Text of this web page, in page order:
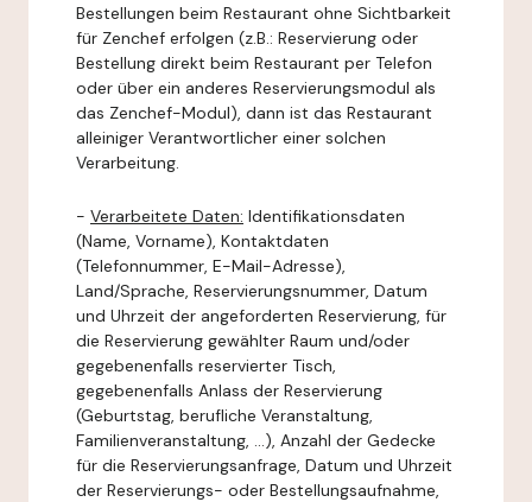
Bestellungen beim Restaurant ohne Sichtbarkeit
für Zenchef erfolgen (z.B.: Reservierung oder
Bestellung direkt beim Restaurant per Telefon
oder über ein anderes Reservierungsmodul als
das Zenchef-Modul), dann ist das Restaurant
alleiniger Verantwortlicher einer solchen
Verarbeitung.
- Verarbeitete Daten: Identifikationsdaten
(Name, Vorname), Kontaktdaten
(Telefonnummer, E-Mail-Adresse),
Land/Sprache, Reservierungsnummer, Datum
und Uhrzeit der angeforderten Reservierung, für
die Reservierung gewählter Raum und/oder
gegebenenfalls reservierter Tisch,
gegebenenfalls Anlass der Reservierung
(Geburtstag, berufliche Veranstaltung,
Familienveranstaltung, ...), Anzahl der Gedecke
für die Reservierungsanfrage, Datum und Uhrzeit
der Reservierungs- oder Bestellungsaufnahme,